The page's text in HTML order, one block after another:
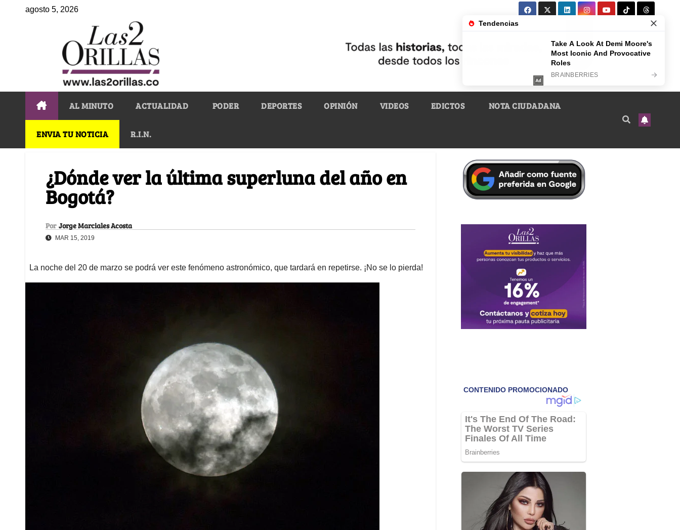
agosto 5, 2026
AL MINUTO ACTUALIDAD PODER DEPORTES OPINIÓN VIDEOS EDICTOS NOTA CIUDADANA
ENVIA TU NOTICIA R.I.N.
¿Dónde ver la última superluna del año en
Bogotá?
Por Jorge Marciales Acosta
MAR 15, 2019
La noche del 20 de marzo se podrá ver este fenómeno astronómico, que tardará en repetirse. ¡No se lo pierda!